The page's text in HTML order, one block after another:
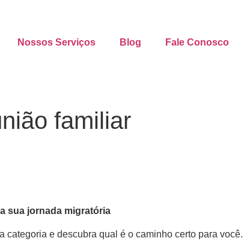
Nossos Serviços Blog Fale Conosco
familiar
sua jornada migratória
categoria e descubra qual é o caminho certo para você.